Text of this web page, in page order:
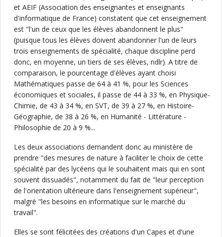
et AEIF (Association des enseignantes et enseignants
d'informatique de France) constatent que cet enseignement
est "l'un de ceux que les élèves abandonnent le plus"
(puisque tous les élèves doivent abandonner l'un de leurs
trois enseignements de spécialité, chaque discipline perd
donc, en moyenne, un tiers de ses élèves, ndlr). A titre de
comparaison, le pourcentage d'élèves ayant choisi
Mathématiques passe de 64 à 41 %, pour les Sciences
économiques et sociales, il passe de 44 à 33 %, en Physique-
Chimie, de 43 à 34 %, en SVT, de 39 à 27 %, en Histoire-
Géographie, de 38 à 26 %, en Humanité - Littérature -
Philosophie de 20 à 9 %...
Les deux associations demandent donc au ministère de
prendre "des mesures de nature à faciliter le choix de cette
spécialité par des lycéens qui le souhaitent mais qui en sont
souvent dissuadés", notamment du fait de "leur perception
de l'orientation ultérieure dans l'enseignement supérieur",
malgré "les besoins en informatique sur le marché du
travail".
Elles se sont félicitées des créations d'un Capes et d'une